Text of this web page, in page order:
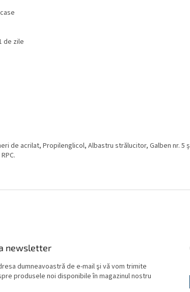
de zile
de acrilat, Propilenglicol, Albastru strălucitor, Galben nr. 5
newsletter
dumneavoastră de e-mail şi vă vom trimite
produsele noi disponibile în magazinul nostru